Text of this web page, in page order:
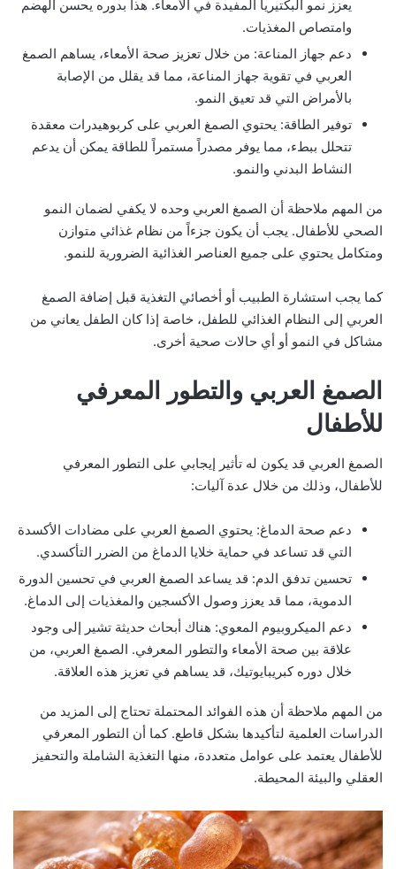
يعزز نمو البكتيريا المفيدة في الأمعاء. هذا بدوره يحسن الهضم
وامتصاص المغذيات.
دعم جهاز المناعة: من خلال تعزيز صحة الأمعاء، يساهم الصمغ
العربي في تقوية جهاز المناعة، مما قد يقلل من الإصابة
بالأمراض التي قد تعيق النمو.
توفير الطاقة: يحتوي الصمغ العربي على كربوهيدرات معقدة
تتحلل ببطء، مما يوفر مصدراً مستمراً للطاقة يمكن أن يدعم
النشاط البدني والنمو.
من المهم ملاحظة أن الصمغ العربي وحده لا يكفي لضمان النمو
الصحي للأطفال. يجب أن يكون جزءاً من نظام غذائي متوازن
ومتكامل يحتوي على جميع العناصر الغذائية الضرورية للنمو.
كما يجب استشارة الطبيب أو أخصائي التغذية قبل إضافة الصمغ
العربي إلى النظام الغذائي للطفل، خاصة إذا كان الطفل يعاني من
مشاكل في النمو أو أي حالات صحية أخرى.
الصمغ العربي والتطور المعرفي
للأطفال
الصمغ العربي قد يكون له تأثير إيجابي على التطور المعرفي
للأطفال، وذلك من خلال عدة آليات:
دعم صحة الدماغ: يحتوي الصمغ العربي على مضادات الأكسدة
التي قد تساعد في حماية خلايا الدماغ من الضرر التأكسدي.
تحسين تدفق الدم: قد يساعد الصمغ العربي في تحسين الدورة
الدموية، مما قد يعزز وصول الأكسجين والمغذيات إلى الدماغ.
دعم الميكروبيوم المعوي: هناك أبحاث حديثة تشير إلى وجود
علاقة بين صحة الأمعاء والتطور المعرفي. الصمغ العربي، من
خلال دوره كبريبايوتيك، قد يساهم في تعزيز هذه العلاقة.
من المهم ملاحظة أن هذه الفوائد المحتملة تحتاج إلى المزيد من
الدراسات العلمية لتأكيدها بشكل قاطع. كما أن التطور المعرفي
للأطفال يعتمد على عوامل متعددة، منها التغذية الشاملة والتحفيز
العقلي والبيئة المحيطة.